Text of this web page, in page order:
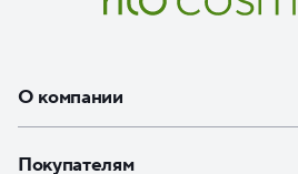
О компании
Покупателям